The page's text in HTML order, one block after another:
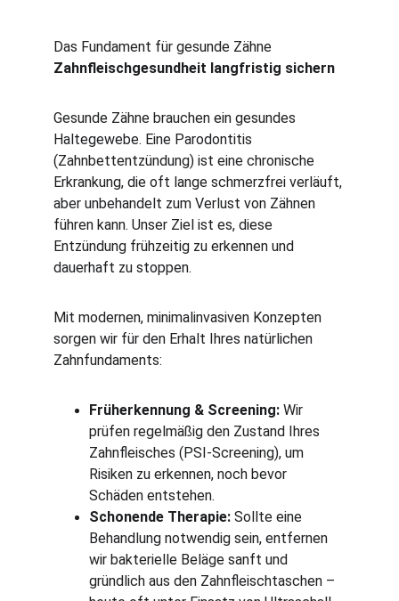
Das Fundament für gesunde Zähne
Zahnfleischgesundheit langfristig sichern
Gesunde Zähne brauchen ein gesundes
Haltegewebe. Eine Parodontitis
(Zahnbettentzündung) ist eine chronische
Erkrankung, die oft lange schmerzfrei verläuft,
aber unbehandelt zum Verlust von Zähnen
führen kann. Unser Ziel ist es, diese
Entzündung frühzeitig zu erkennen und
dauerhaft zu stoppen.
Mit modernen, minimalinvasiven Konzepten
sorgen wir für den Erhalt Ihres natürlichen
Zahnfundaments:
Früherkennung & Screening: Wir
prüfen regelmäßig den Zustand Ihres
Zahnfleisches (PSI-Screening), um
Risiken zu erkennen, noch bevor
Schäden entstehen.
Schonende Therapie: Sollte eine
Behandlung notwendig sein, entfernen
wir bakterielle Beläge sanft und
gründlich aus den Zahnfleischtaschen –